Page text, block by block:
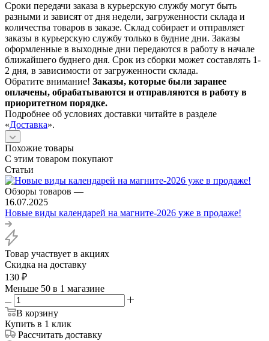
Сроки передачи заказа в курьерскую службу могут быть
разными и зависят от дня недели, загруженности склада и
количества товаров в заказе. Склад собирает и отправляет
заказы в курьерскую службу только в будние дни. Заказы
оформленные в выходные дни передаются в работу в начале
ближайшего буднего дня. Срок из сборки может составлять 1-
2 дня, в зависимости от загруженности склада.
Обратите внимание! Заказы, которые были заранее
оплачены, обрабатываются и отправляются в работу в
приоритетном порядке.
Подробнее об условиях доставки читайте в разделе
«Доставка».
Похожие товары
С этим товаром покупают
Статьи
Обзоры товаров —
16.07.2025
Новые виды календарей на магните-2026 уже в продаже!
Товар участвует в акциях
Скидка на доставку
130 ₽
Меньше 50 в 1 магазине
В корзину
Купить в 1 клик
Рассчитать доставку